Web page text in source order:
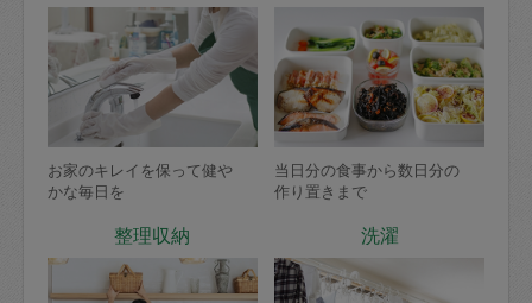
お家のキレイを保って健や
かな毎日を
当日分の食事から数日分の
作り置きまで
整理収納 洗濯